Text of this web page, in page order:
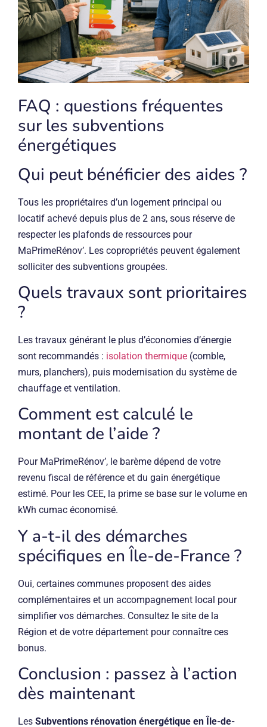
FAQ : questions fréquentes
sur les subventions
énergétiques
Qui peut bénéficier des aides ?
Tous les propriétaires d’un logement principal ou
locatif achevé depuis plus de 2 ans, sous réserve de
respecter les plafonds de ressources pour
MaPrimeRénov’. Les copropriétés peuvent également
solliciter des subventions groupées.
Quels travaux sont prioritaires
?
Les travaux générant le plus d’économies d’énergie
sont recommandés : isolation thermique (comble,
murs, planchers), puis modernisation du système de
chauffage et ventilation.
Comment est calculé le
montant de l’aide ?
Pour MaPrimeRénov’, le barème dépend de votre
revenu fiscal de référence et du gain énergétique
estimé. Pour les CEE, la prime se base sur le volume en
kWh cumac économisé.
Y a-t-il des démarches
spécifiques en Île-de-France ?
Oui, certaines communes proposent des aides
complémentaires et un accompagnement local pour
simplifier vos démarches. Consultez le site de la
Région et de votre département pour connaître ces
bonus.
Conclusion : passez à l’action
dès maintenant
Les Subventions rénovation énergétique en Île-de-